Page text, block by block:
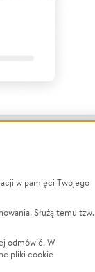
w pamięci Twojego
Służą temu tzw.
odmówić. W
pliki cookie